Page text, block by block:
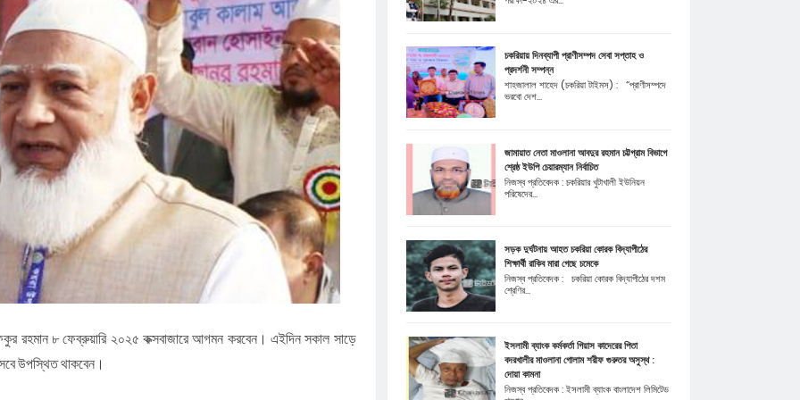
আলোচনা
ইউএনও
জানাযা
রহমান ৮ ফেব্রুয়ারি ২০২৫ কক্সবাজারে আগমন করবেন। এইদিন সকাল সাড়ে
উপস্থিত থাকবেন।
চকরিয়ায় দিনব্যাপী প্রাণীসম্পদ সেবা সপ্তাহ ও
প্রদর্শনী সম্পন্ন
শাহজালাল শাহেদ (চকরিয়া টাইমস) : “প্রাণীসম্পদে
ভরবো দেশ...
জামায়াত নেতা মাওলানা আবদুর রহমান চট্টগ্রাম বিভাগে
শ্রেষ্ঠ ইউপি চেয়ারম্যান নির্বাচিত
নিজস্ব প্রতিবেদক : চকরিয়ার খুটাখালী ইউনিয়ন
পরিষেদের...
সড়ক দুর্ঘটনায় আহত চকরিয়া কোরক বিদ্যাপীঠের
শিক্ষার্থী রাকিব মারা গেছে চমেকে
নিজস্ব প্রতিবেদক : চকরিয়া কোরক বিদ্যাপীঠের দশম
শ্রেণির...
ইসলামী ব্যাংক কর্মকর্তা গিয়াস কাদেরের পিতা
বদরখালীর মাওলানা গোলাম শরীফ গুরুতর অসুস্থ :
দোয়া কামনা
নিজস্ব প্রতিবেদক : ইসলামী ব্যাংক বাংলাদেশ লিমিটেড